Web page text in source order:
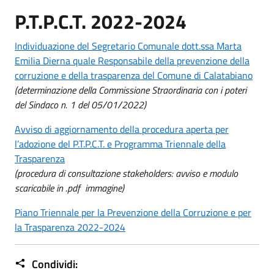
P.T.P.C.T. 2022-2024
Individuazione del Segretario Comunale dott.ssa Marta
Emilia Dierna quale Responsabile della prevenzione della
corruzione e della trasparenza del Comune di Calatabiano
(determinazione della Commissione Straordinaria con i poteri
del Sindaco n. 1 del 05/01/2022)
Avviso di aggiornamento della procedura aperta per
l’adozione del P.T.P.C.T. e Programma Triennale della
Trasparenza
(procedura di consultazione stakeholders: avviso e modulo
scaricabile in .pdf immagine)
Piano Triennale per la Prevenzione della Corruzione e per
la Trasparenza 2022-2024
Condividi: